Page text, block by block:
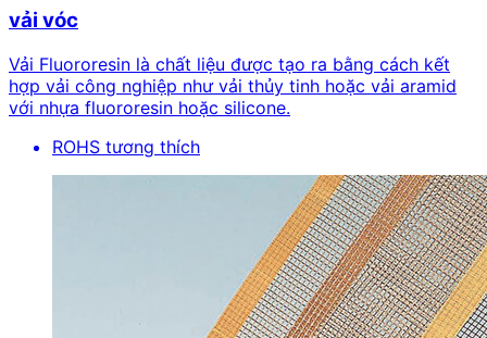
vải vóc
Vải Fluororesin là chất liệu được tạo ra bằng cách kết
hợp vải công nghiệp như vải thủy tinh hoặc vải aramid
với nhựa fluororesin hoặc silicone.
ROHS tương thích